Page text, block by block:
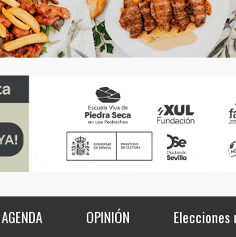
AGENDA OPINIÓN